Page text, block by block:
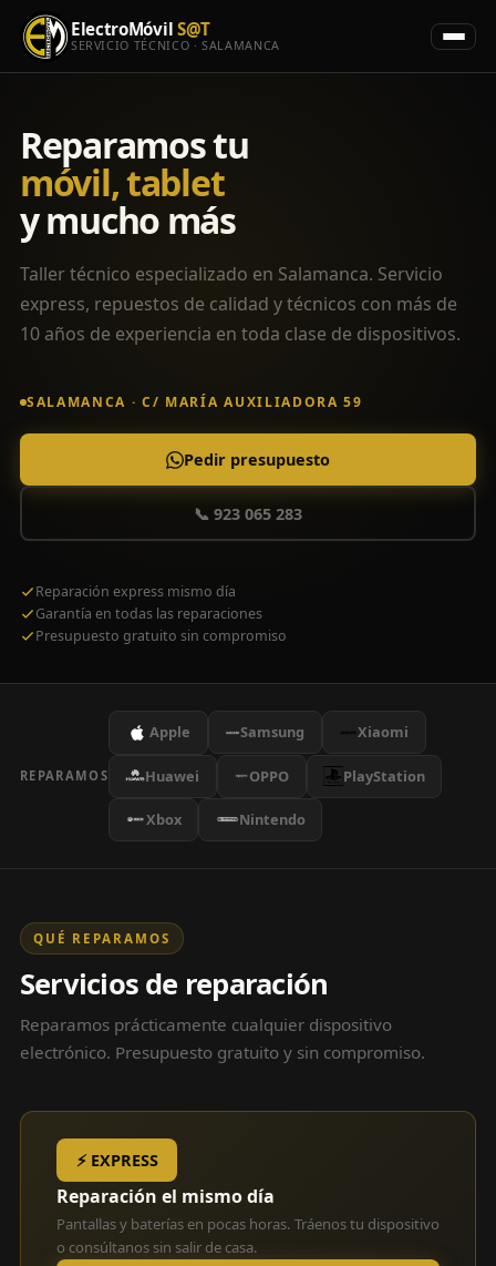
ElectroMóvil S@T
SERVICIO TÉCNICO · SALAMANCA
Reparamos tu
móvil, tablet
y mucho más
Taller técnico especializado en Salamanca. Servicio
express, repuestos de calidad y técnicos con más de
10 años de experiencia en toda clase de dispositivos.
SALAMANCA · C/ MARÍA AUXILIADORA 59
Pedir presupuesto
📞 923 065 283
Reparación express mismo día
Garantía en todas las reparaciones
Presupuesto gratuito sin compromiso
REPARAMOS
Apple Samsung Xiaomi
Huawei OPPO PlayStation
Xbox Nintendo
QUÉ REPARAMOS
Servicios de reparación
Reparamos prácticamente cualquier dispositivo
electrónico. Presupuesto gratuito y sin compromiso.
⚡ EXPRESS
Reparación el mismo día
Pantallas y baterías en pocas horas. Tráenos tu dispositivo
o consúltanos sin salir de casa.